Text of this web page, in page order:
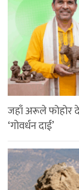
जहाँ अरूले फोहोर
‘गोवर्धन दाई’